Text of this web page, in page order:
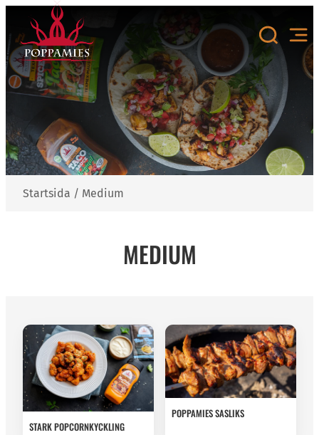
innehåll
Startsida / Medium
MEDIUM
STARK POPCORNKYCKLING
POPPAMIES SASLIKS